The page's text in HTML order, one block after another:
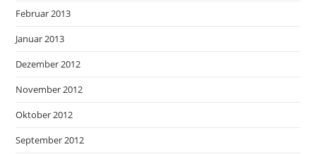
Februar 2013
Januar 2013
Dezember 2012
November 2012
Oktober 2012
September 2012